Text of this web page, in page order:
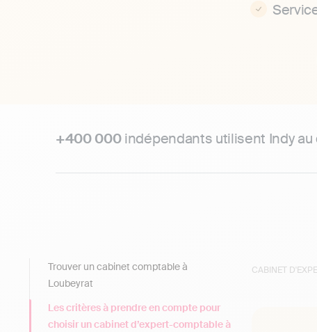
+400 000indépendants utilisent Indy au
CABINET
Trouver un cabinet comptable à
Loubeyrat
Les critères à prendre en compte pour
choisir un cabinet d’expert-comptable à